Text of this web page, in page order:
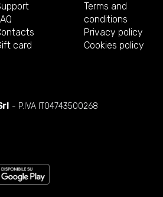
card
Terms and
conditions
Privacy policy
Cookies policy
- P.IVA IT04743500268